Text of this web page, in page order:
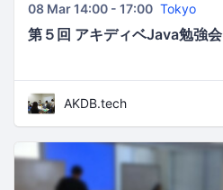
08 Mar 14:00 - 17:00 Tokyo
第５回 アキディベJava勉強会
AKDB.tech